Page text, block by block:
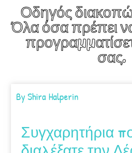
Οδηγός
Όλα όσα πρέπει
σας.
ByShira Halperin
Συγχαρητήρια